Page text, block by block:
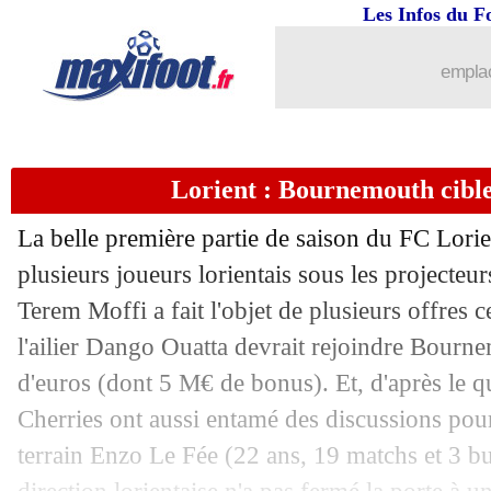
Les Infos du
Lorient : Bournemouth
La belle première partie de saison du FC
plusieurs joueurs lorientais sous les
Terem Moffi a fait l'objet de plusieurs offres
l'ailier Dango Ouatta devrait rejoindre
d'euros (dont 5 M€ de bonus). Et, d'après le
Cherries ont aussi entamé des discussions
terrain Enzo Le Fée (22 ans, 19 matchs et 3
Angers
17/01 Argentine
17/01 Séville: Sampaoli serait déjà menacé
17/01 Dortmund : Nice pense à Guerreiro
17/01 Strasbourg: Guilbert est de retour
17/01 OM: Saliba n'a pas oublié le
17/01 PSG: deux recrues espérées cet hiver
17/01 Brésil: la CdM, la sortie osée de